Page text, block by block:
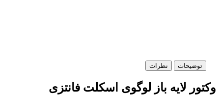
توضیحات نظرات
وکتور لایه باز لوگوی اسکلت فانتزی